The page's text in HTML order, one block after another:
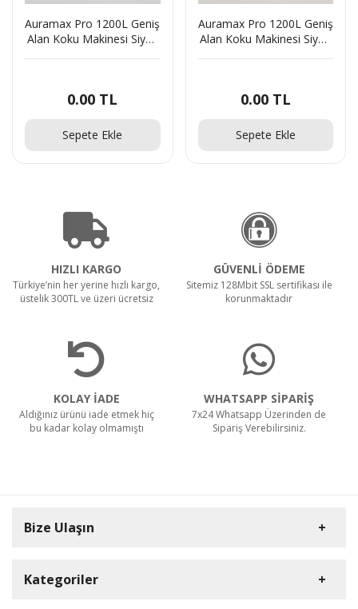
Auramax Pro 1200L Geniş
Alan Koku Makinesi Siyah
Seti(437040180)79926
0.00 TL
Sepete Ekle
Auramax Pro 1200L Geniş
Alan Koku Makinesi Siyah
0.00TL
Sepete Ekle
HIZLI KARGO
Türkiye’nin her yerine hızlı kargo,
üstelik 300TL ve üzeri ücretsiz
GÜVENLİ ÖDEME
Sitemiz 128Mbit SSL sertifikası ile
korunmaktadır
KOLAY İADE
Aldığınız ürünü iade etmek hiç
bu kadar kolay olmamıştı
WHATSAPP SİPARİŞ
7x24 Whatsapp Üzerinden de
Sipariş Verebilirsiniz.
Bize Ulaşın
Kategoriler